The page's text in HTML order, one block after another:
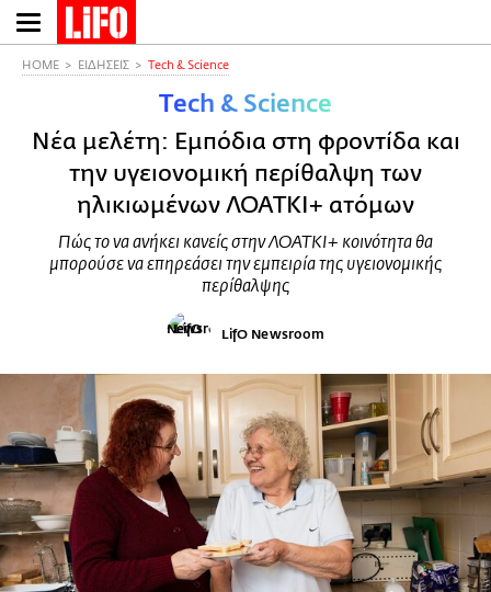
Παράκαμψη
προς
HOME ΕΙΔΗΣΕΙΣ Τech & Science
Τech & Science
Νέα μελέτη: Εμπόδια στη φροντίδα και
την υγειονομική περίθαλψη των
ηλικιωμένων ΛΟΑΤΚΙ+ ατόμων
Πώς το να ανήκει κανείς στην ΛΟΑΤΚΙ+ κοινότητα θα
μπορούσε να επηρεάσει την εμπειρία της υγειονομικής
περίθαλψης
LifO Newsroom